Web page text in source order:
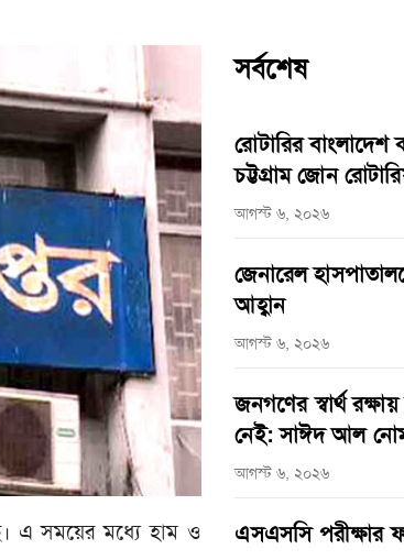
এ সময়ের মধ্যে হাম ও
সর্বশেষ
রোটারির বাংলাদেশ
চট্টগ্রাম জোন
আগস্ট ৬, ২০২৬
জেনারেল
আহ্বান
আগস্ট ৬, ২০২৬
জনগণের স্বার্থ
নেই: সাঈদ আল
আগস্ট ৬, ২০২৬
এসএসসি